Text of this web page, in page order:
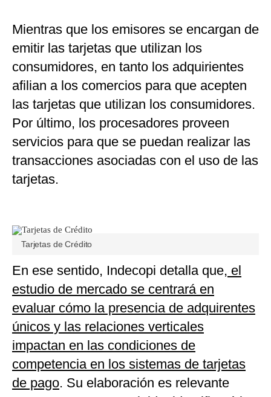
Mientras que los emisores se encargan de
emitir las tarjetas que utilizan los
consumidores, en tanto los adquirientes
afilian a los comercios para que acepten
las tarjetas que utilizan los consumidores.
Por último, los procesadores proveen
servicios para que se puedan realizar las
transacciones asociadas con el uso de las
tarjetas.
Tarjetas de Crédito
En ese sentido, Indecopi detalla que, el
estudio de mercado se centrará en
evaluar cómo la presencia de adquirentes
únicos y las relaciones verticales
impactan en las condiciones de
competencia en los sistemas de tarjetas
de pago. Su elaboración es relevante